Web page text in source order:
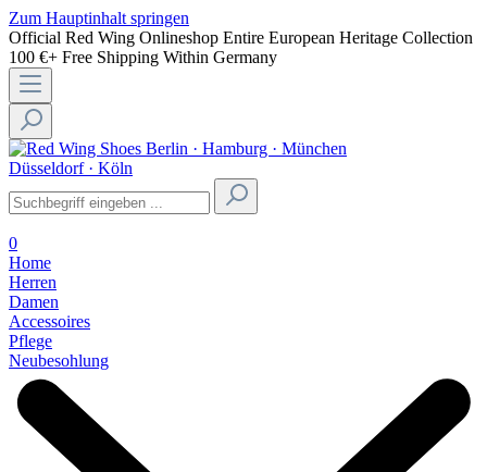
Zum Hauptinhalt springen
Official Red Wing Onlineshop Entire European Heritage Collection
100 €+ Free Shipping Within Germany
Berlin · Hamburg · München
Düsseldorf · Köln
0
Home
Herren
Damen
Accessoires
Pflege
Neubesohlung